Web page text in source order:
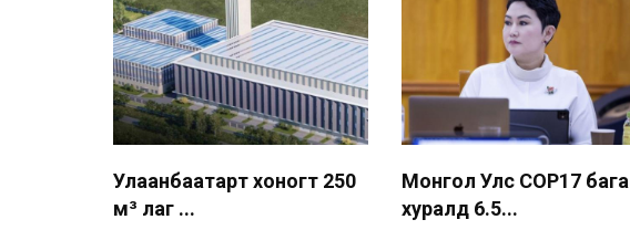
Улаанбаатарт хоногт 250
м³ лаг ...
Монгол Улс COP17 бага
хуралд 6.5...